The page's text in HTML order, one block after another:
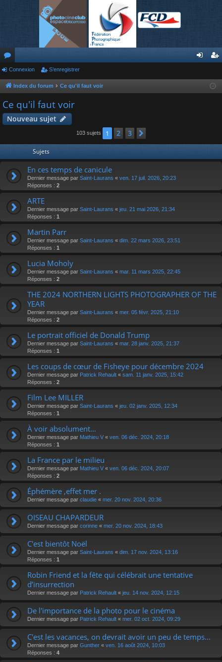
or
u
m
s
nr
r
Connexion S’enregistrer
Index du forum Ce qu'il faut voir
Ce qu'il faut voir
Nouveau sujet
103 sujets 1 2 3
Sujets
En ces temps de canicule
Dernier message par Saint-Laurans « ven. 17 juil. 2026, 20:23
Réponses : 2
ARTE
Dernier message par Saint-Laurans « jeu. 21 mai 2026, 21:34
Réponses : 1
Martin Parr
Dernier message par Saint-Laurans « dim. 22 mars 2026, 23:51
Réponses : 1
Lucia Moholy
Dernier message par Saint-Laurans « mar. 11 mars 2025, 22:45
Réponses : 2
THE 2024 NORTHERN LIGHTS PHOTOGRAPHER OF THE
YEAR
Dernier message par Saint-Laurans « mer. 05 févr. 2025, 21:10
Réponses : 2
Le portrait officiel de Donald Trump
Dernier message par Saint-Laurans « mar. 28 janv. 2025, 21:37
Réponses : 1
Les coups de cœur de Fisheye pour décembre 2024
Dernier message par Patrick Rehault « sam. 11 janv. 2025, 15:42
Réponses : 2
Film Lee MILLER
Dernier message par Saint-Laurans « jeu. 02 janv. 2025, 12:34
Réponses : 1
À voir absolument...
Dernier message par Mathieu V « ven. 06 déc. 2024, 20:18
Réponses : 1
La France par le milieu
Dernier message par Mathieu V « ven. 06 déc. 2024, 20:07
Réponses : 2
Éphémère ,effet mer .
Dernier message par claudie « mer. 20 nov. 2024, 20:36
OISEAU CHAPARDEUR
Dernier message par corinne « mer. 20 nov. 2024, 18:43
C'est bientôt Noël
Dernier message par Saint-Laurans « dim. 17 nov. 2024, 13:16
Réponses : 1
Robin Friend et la fête qui célébrait une tentative
d’insurrection
Dernier message par Patrick Rehault « jeu. 14 nov. 2024, 12:15
De l'importance de la photo pour le cinéma
Dernier message par Patrick Rehault « mer. 02 oct. 2024, 09:29
C'est les vacances, on devrait avoir un peu de temps...
Dernier message par Gunther « ven. 16 août 2024, 10:03
Réponses : 4